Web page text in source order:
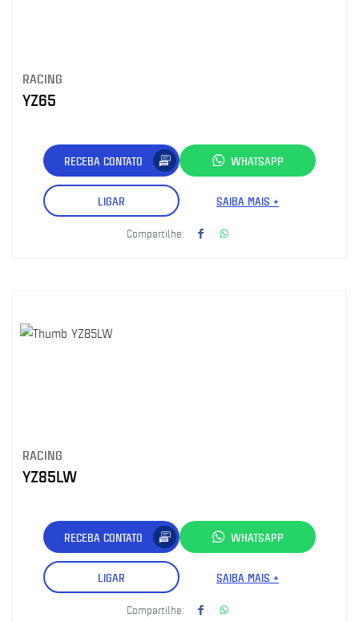
RACING
YZ65
RECEBA CONTATO WHATSAPP
LIGAR SAIBA MAIS +
Compartilhe:
RACING
YZ85LW
RECEBA CONTATO WHATSAPP
LIGAR SAIBA MAIS +
Compartilhe: